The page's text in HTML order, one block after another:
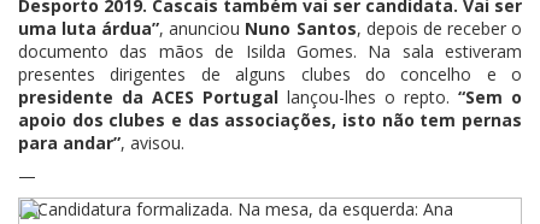
Desporto 2019. Cascais também vai ser candidata. Vai ser
uma luta árdua”, anunciou Nuno Santos, depois de receber o
documento das mãos de Isilda Gomes. Na sala estiveram
presentes dirigentes de alguns clubes do concelho e o
presidente da ACES Portugal lançou-lhes o repto. “Sem o
apoio dos clubes e das associações, isto não tem pernas
para andar”, avisou.
—